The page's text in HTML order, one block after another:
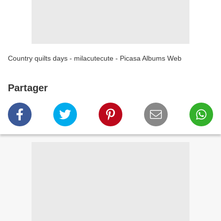
Country quilts days - milacutecute - Picasa Albums Web
Partager